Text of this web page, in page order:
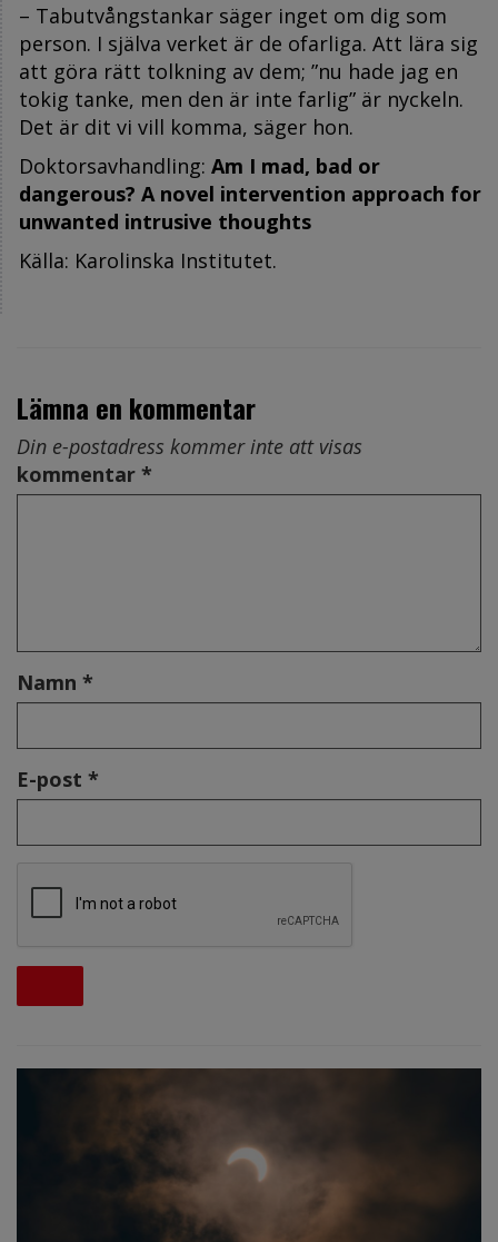
– Tabutvångstankar säger inget om dig som
person. I själva verket är de ofarliga. Att lära sig
att göra rätt tolkning av dem; ”nu hade jag en
tokig tanke, men den är inte farlig” är nyckeln.
Det är dit vi vill komma, säger hon.
Doktorsavhandling: Am I mad, bad or
dangerous? A novel intervention approach for
unwanted intrusive thoughts
Källa: Karolinska Institutet.
Lämna en kommentar
Din e-postadress kommer inte att visas
kommentar *
Namn *
E-post *